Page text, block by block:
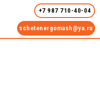
+7 987 710-40-04
schetenergomash@ya.ru